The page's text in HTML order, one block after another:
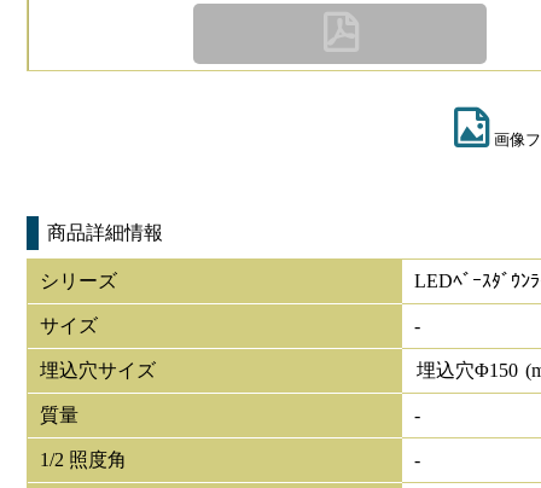
画像
商品詳細情報
シリーズ LEDﾍﾞｰｽﾀﾞｳﾝ
サイズ -
埋込穴サイズ 埋込穴Φ150
質量 -
1/2 照度角 -